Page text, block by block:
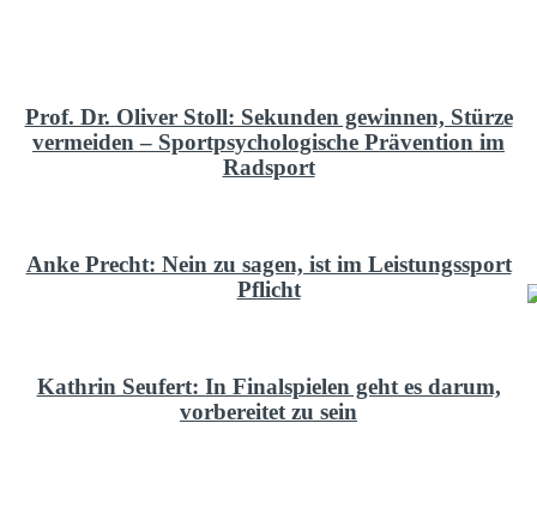
Prof. Dr. Oliver Stoll: Sekunden gewinnen, Stürze
vermeiden – Sportpsychologische Prävention im
Radsport
Anke Precht: Nein zu sagen, ist im Leistungssport
Pflicht
Kathrin Seufert: In Finalspielen geht es darum,
vorbereitet zu sein